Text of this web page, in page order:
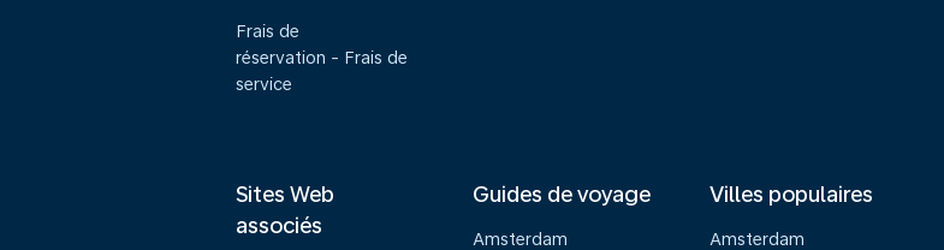
Frais de
réservation - Frais de
service
Sites Web
associés
Guides de voyage
Amsterdam
Villes populaires
Amsterdam